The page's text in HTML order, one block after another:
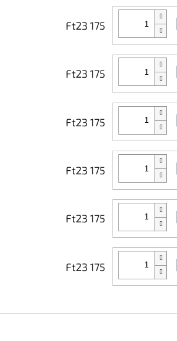
Ft23 175
Ft23 175
Ft23 175
Ft23 175
Ft23 175
Ft23 175